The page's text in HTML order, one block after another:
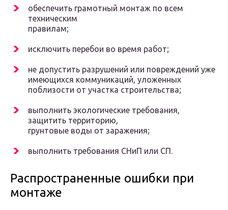
обеспечить грамотный монтаж по всем
техническим
правилам;
исключить перебои во время работ;
не допустить разрушений или повреждений уже
имеющихся коммуникаций, уложенных
поблизости от участка строительства;
выполнить экологические требования,
защитить территорию,
грунтовые воды от заражения;
выполнить требования СНиП или СП.
Распространенные ошибки при
монтаже